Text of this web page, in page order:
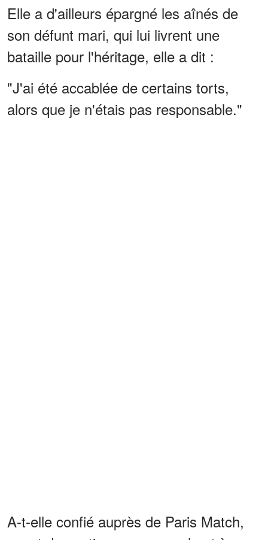
Elle a d'ailleurs épargné les aînés de
son défunt mari, qui lui livrent une
bataille pour l'héritage, elle a dit :
"J'ai été accablée de certains torts,
alors que je n'étais pas responsable."
A-t-elle confié auprès de Paris Match,